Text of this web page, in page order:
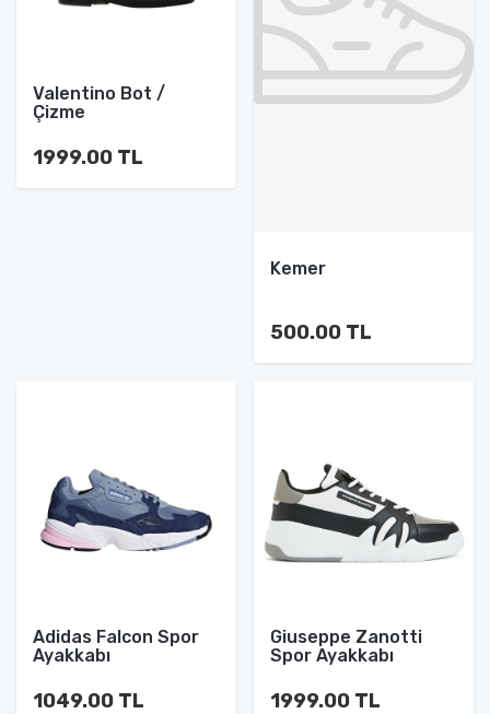
Valentino Bot /
Çizme
1999.00 TL
Kemer
500.00 TL
Adidas Falcon Spor
Ayakkabı
1049.00 TL
Giuseppe Zanotti
Spor Ayakkabı
1999.00 TL